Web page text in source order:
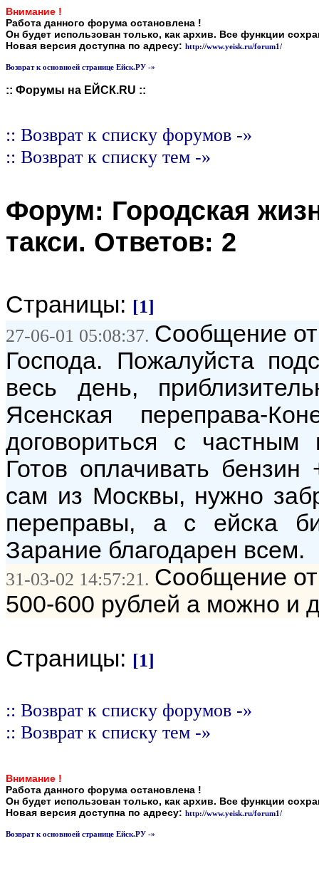
Внимание !
Работа данного форума остановлена !
Он будет использован только, как архив. Все функции
Новая версия доступна по адресу: http://www.yeisk.ru/forum1/
Возврат к основноей странице Ейск.РУ -»
:: Форумы на ЕЙСК.RU ::
:: Возврат к списку форумов -»
:: Возврат к списку тем -»
Форум: Городская
такси. Ответов: 2
Страницы: [1]
27-06-01 05:08:37. Сообщение
Господа. Пожалуйста
весь день,
Ясенская переправа-
договориться с
Готов оплачивать
сам из Москвы, нужно
переправы, а с ейска
Зарание благодарен всем.
31-03-02 14:57:21. Сообщение
500-600 рублей а можно и
Страницы: [1]
:: Возврат к списку форумов -»
:: Возврат к списку тем -»
Внимание !
Работа данного форума остановлена !
Он будет использован только, как архив. Все функции
Новая версия доступна по адресу: http://www.yeisk.ru/forum1/
Возврат к основноей странице Ейск.РУ -»